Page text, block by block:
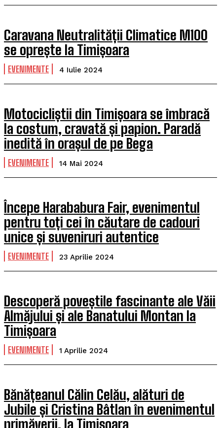
Caravana Neutralității Climatice M100
se oprește la Timișoara
EVENIMENTE 4 Iulie 2024
Motocicliștii din Timișoara se îmbracă
la costum, cravată și papion. Paradă
inedită în orașul de pe Bega
EVENIMENTE 14 Mai 2024
Începe Harababura Fair, evenimentul
pentru toți cei în căutare de cadouri
unice și suveniruri autentice
EVENIMENTE 23 Aprilie 2024
Descoperă poveștile fascinante ale Văii
Almăjului și ale Banatului Montan la
Timișoara
EVENIMENTE 1 Aprilie 2024
Bănățeanul Călin Celău, alături de
Jubile și Cristina Bâtlan în evenimentul
primăverii, la Timișoara